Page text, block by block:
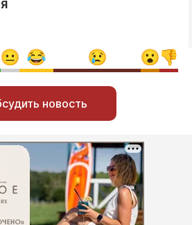
новость